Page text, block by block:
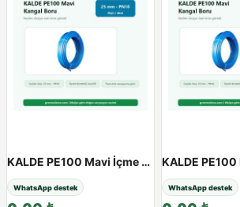
KALDE PE100 Mavi İçme Suyu Kangal Boru | 20 - 63 mm | PN10 - PN16 - 25 / 10Atü
WhatsApp destek WhatsApp destek